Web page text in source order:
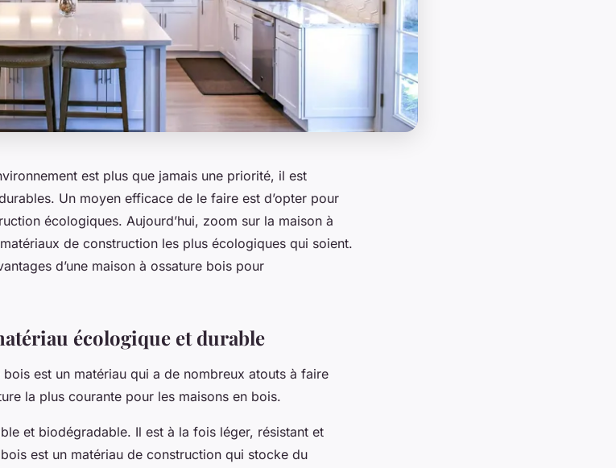
est plus que jamais une priorité, il est
Un moyen efficace de le faire est d’opter pour
écologiques. Aujourd’hui, zoom sur la maison à
de construction les plus écologiques qui soient.
d’une maison à ossature bois pour
écologique et durable
bois est un matériau qui a de nombreux atouts à faire
la plus courante pour les maisons en bois.
et biodégradable. Il est à la fois léger, résistant et
est un matériau de construction qui stocke du